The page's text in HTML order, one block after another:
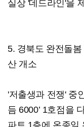
실상 '데드라인'을
5. 경북도 완전돌봄
산 개소
'저출생과 전쟁' 중
듬 6000’ 1호점을